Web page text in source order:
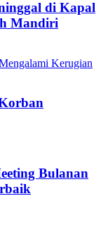
di Kapal
Mandiri
Bulanan